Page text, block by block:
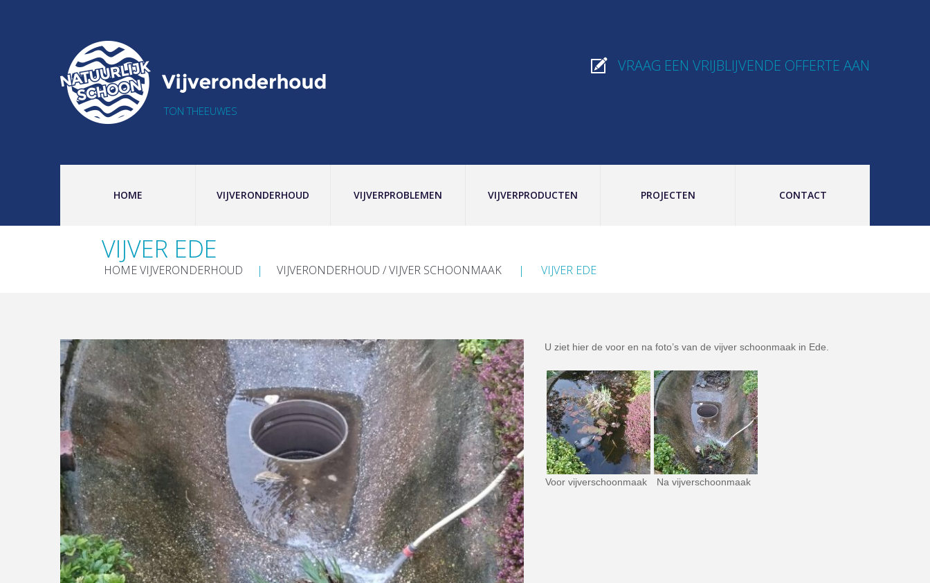
TON THEEUWES
VRAAG EEN VRIJBLIJVENDE OFFERTE AAN
HOME VIJVERONDERHOUD VIJVERPROBLEMEN VIJVERPRODUCTEN PROJECTEN CONTACT
VIJVER EDE
HOME VIJVERONDERHOUD VIJVERONDERHOUD / VIJVER SCHOONMAAK VIJVER EDE
U ziet hier de voor en na foto’s van de vijver schoonmaak in Ede.
Voor vijverschoonmaak Na vijverschoonmaak